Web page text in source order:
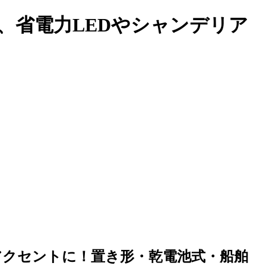
省電力LEDやシャンデリア
セントに！置き形・乾電池式・船舶